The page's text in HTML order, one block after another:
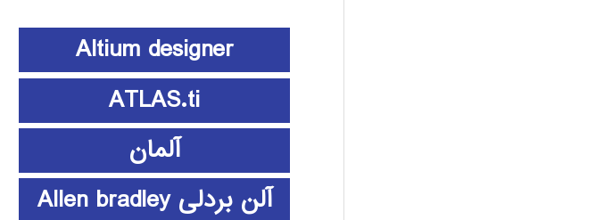
Altium designer
ATLAS.ti
آلمان
آلن بردلی Allen bradley